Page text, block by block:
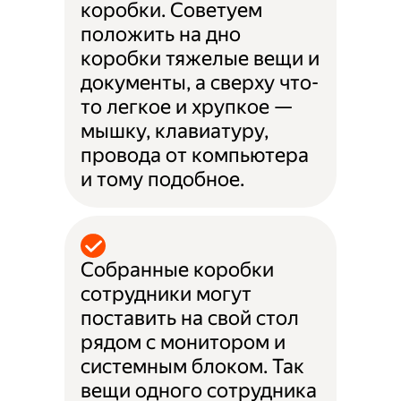
коробки. Советуем
положить на дно
коробки тяжелые вещи и
документы, а сверху что-
то легкое и хрупкое —
мышку, клавиатуру,
провода от компьютера
и тому подобное.
Собранные коробки
сотрудники могут
поставить на свой стол
рядом с монитором и
системным блоком. Так
вещи одного сотрудника